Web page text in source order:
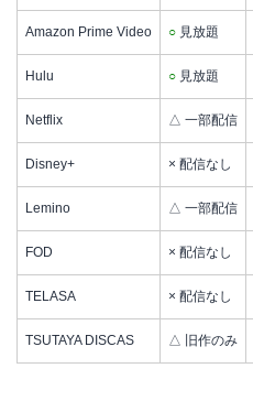
Amazon Prime Video ○ 見放題
Hulu ○ 見放題
Netflix △ 一部配信
Disney+ × 配信なし
Lemino △ 一部配信
FOD × 配信なし
TELASA × 配信なし
TSUTAYA DISCAS △ 旧作のみ